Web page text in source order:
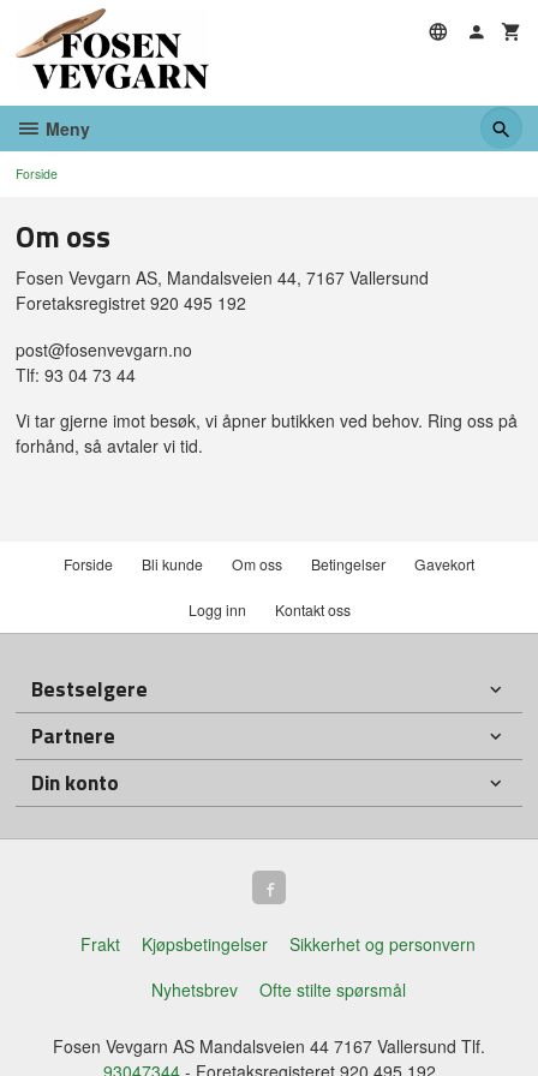
innholdet
Meny
Forside
Om oss
Fosen Vevgarn AS, Mandalsveien 44, 7167 Vallersund
Foretaksregistret 920 495 192
post@fosenvevgarn.no
Tlf: 93 04 73 44
Vi tar gjerne imot besøk, vi åpner butikken ved behov. Ring oss på
forhånd, så avtaler vi tid.
Forside Bli kunde Om oss Betingelser Gavekort
Logg inn Kontakt oss
Bestselgere
Partnere
Din konto
Frakt Kjøpsbetingelser
Sikkerhet og personvern
Nyhetsbrev
Ofte stilte spørsmål
Fosen Vevgarn AS Mandalsveien 44 7167 Vallersund Tlf.
93047344- Foretaksregisteret 920 495 192